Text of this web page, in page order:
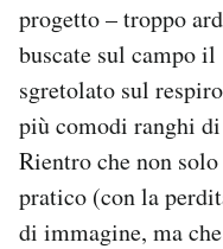
progetto – troppo
buscate sul campo
sgretolato sul
più comodi ranghi
Rientro che non
pratico (con la
di immagine, ma